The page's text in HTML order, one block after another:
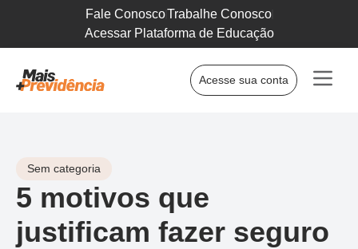
Fale ConoscoTrabalhe Conosco
Acessar Plataforma de Educação
Acesse sua conta
Sem categoria
5 motivos que
justificam fazer seguro